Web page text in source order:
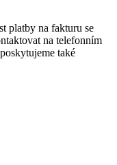
platby na fakturu se
na telefonním
také